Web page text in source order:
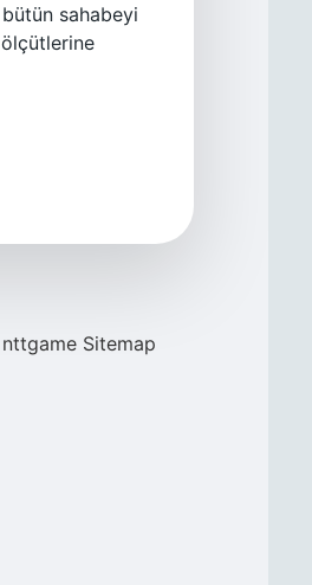
sahabeyi
nttgame Sitemap